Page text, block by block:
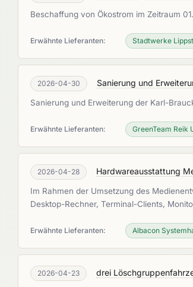
Beschaffung von Ökostrom im Zeitraum
Erwähnte Lieferanten: Stadtwerke
2026-04-30 Sanierung und
Sanierung und Erweiterung der Karl-
Erwähnte Lieferanten: GreenTeam Reik
2026-04-28 Hardwareausstattung
Im Rahmen der Umsetzung des
Desktop-Rechner, Terminal-Clients,
Erwähnte Lieferanten: Albacon
2026-04-23 drei